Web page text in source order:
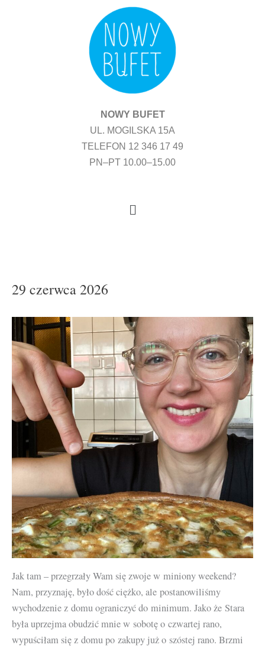
NOWY BUFET
UL. MOGILSKA 15A
TELEFON 12 346 17 49
PN–PT 10.00–15.00
Menu
29 czerwca 2026
Jak tam – przegrzały Wam się zwoje w miniony weekend?
Nam, przyznaję, było dość ciężko, ale postanowiliśmy
wychodzenie z domu ograniczyć do minimum. Jako że Stara
była uprzejma obudzić mnie w sobotę o czwartej rano,
wypuściłam się z domu po zakupy już o szóstej rano. Brzmi